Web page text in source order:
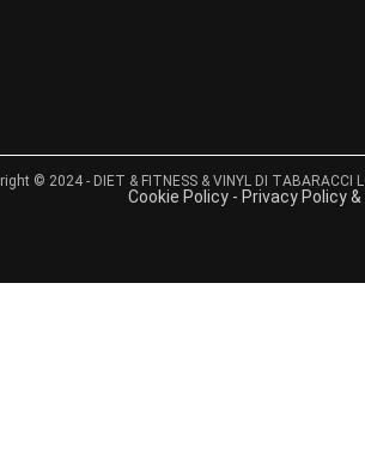
© 2024 - DIET & FITNESS & VINYL DI TABARACCI
Cookie Policy - Privacy Policy &